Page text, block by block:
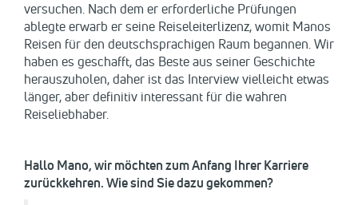
versuchen. Nach dem er erforderliche Prüfungen
ablegte erwarb er seine Reiseleiterlizenz, womit Manos
Reisen für den deutschsprachigen Raum begannen. Wir
haben es geschafft, das Beste aus seiner Geschichte
herauszuholen, daher ist das Interview vielleicht etwas
länger, aber definitiv interessant für die wahren
Reiseliebhaber.
Hallo Mano, wir möchten zum Anfang Ihrer Karriere
zurückkehren. Wie sind Sie dazu gekommen?